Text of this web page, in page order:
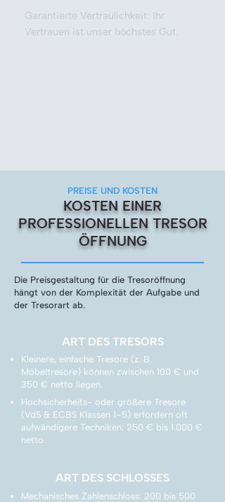
Garantierte Vertraulichkeit: Ihr
Vertrauen ist unser höchstes Gut.
PREISE UND KOSTEN
KOSTEN EINER
PROFESSIONELLEN TRESOR
ÖFFNUNG
Die Preisgestaltung für die Tresoröffnung
hängt von der Komplexität der Aufgabe und
der Tresorart ab.
ART DES TRESORS
Kleinere, einfache Tresore (z. B.
Möbeltresore) können zwischen 100 € und
350 € netto liegen.
Hochsicherheits- oder größere Tresore
(VdS & ECBS Klassen 1–5) erfordern oft
aufwändigere Techniken: 250 € bis 1.000 €
netto.
ART DES SCHLOSSES
Mechanisches Zahlenschloss: 200 bis 500